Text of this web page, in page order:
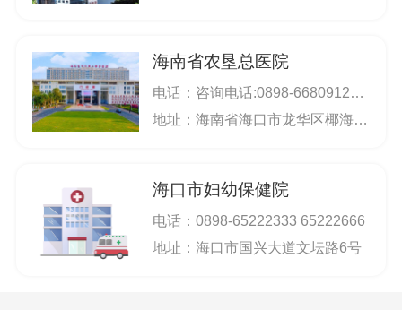
海南省农垦总医院
电话： 咨询电话:0898-66809127 预约电话:0898-66809130（提前1-7天预约）
地址：海南省海口市龙华区椰海大道368号
海口市妇幼保健院
电话： 0898-65222333 65222666
地址：海口市国兴大道文坛路6号